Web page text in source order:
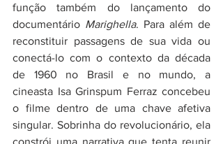
função também do lançamento do
documentário Marighella. Para além de
reconstituir passagens de sua vida ou
conectá-lo com o contexto da década
de 1960 no Brasil e no mundo, a
cineasta Isa Grinspum Ferraz concebeu
o filme dentro de uma chave afetiva
singular. Sobrinha do revolucionário, ela
constrói uma narrativa que tenta reunir